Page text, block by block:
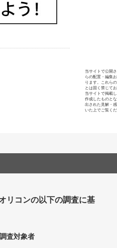
当サイトで公開
らの配置・編集
ります。これら
とは固く禁じてお
当サイトで掲載
作成したものと
出された見解・
いた上でご覧くだ
リコンの以下の調査に基
調査対象者